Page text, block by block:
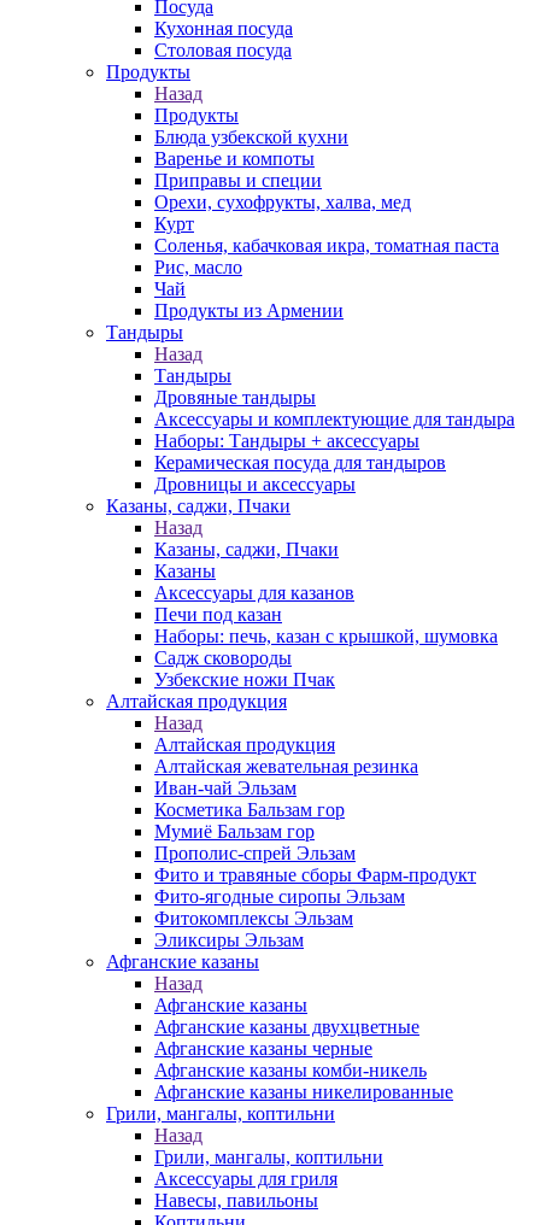
Посуда
Кухонная посуда
Столовая посуда
Продукты
Назад
Продукты
Блюда узбекской кухни
Варенье и компоты
Приправы и специи
Орехи, сухофрукты, халва, мед
Курт
Соленья, кабачковая икра, томатная паста
Рис, масло
Чай
Продукты из Армении
Тандыры
Назад
Тандыры
Дровяные тандыры
Аксессуары и комплектующие для тандыра
Наборы: Тандыры + аксессуары
Керамическая посуда для тандыров
Дровницы и аксессуары
Казаны, саджи, Пчаки
Назад
Казаны, саджи, Пчаки
Казаны
Аксессуары для казанов
Печи под казан
Наборы: печь, казан с крышкой, шумовка
Садж сковороды
Узбекские ножи Пчак
Алтайская продукция
Назад
Алтайская продукция
Алтайская жевательная резинка
Иван-чай Эльзам
Косметика Бальзам гор
Мумиё Бальзам гор
Прополис-спрей Эльзам
Фито и травяные сборы Фарм-продукт
Фито-ягодные сиропы Эльзам
Фитокомплексы Эльзам
Эликсиры Эльзам
Афганские казаны
Назад
Афганские казаны
Афганские казаны двухцветные
Афганские казаны черные
Афганские казаны комби-никель
Афганские казаны никелированные
Грили, мангалы, коптильни
Назад
Грили, мангалы, коптильни
Аксессуары для гриля
Навесы, павильоны